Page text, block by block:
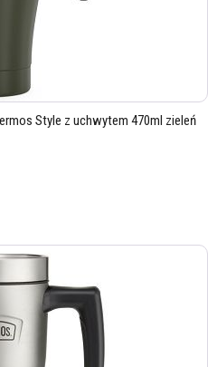
Style z uchwytem 470ml zieleń